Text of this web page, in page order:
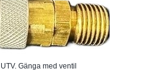
Gänga med ventil